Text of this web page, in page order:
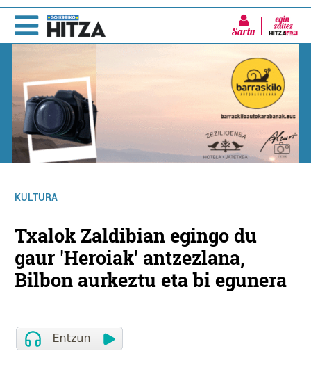
Sartu
KULTURA
Txalok Zaldibian egingo du
gaur 'Heroiak' antzezlana,
Bilbon aurkeztu eta bi egunera